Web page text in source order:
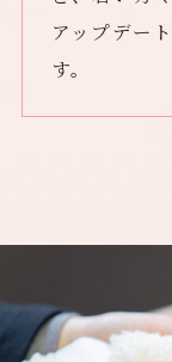
アップデー
す。